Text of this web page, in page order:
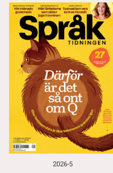
2026-5